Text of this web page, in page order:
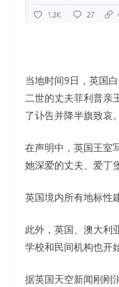
当地时间9日，英国
二世的丈夫菲利普亲
了讣告并降半旗致哀。
在声明中，英国王室
她深爱的丈夫、爱丁
英国境内所有地标性
此外，英国、澳大利
学校和民间机构也开
据英国天空新闻刚刚